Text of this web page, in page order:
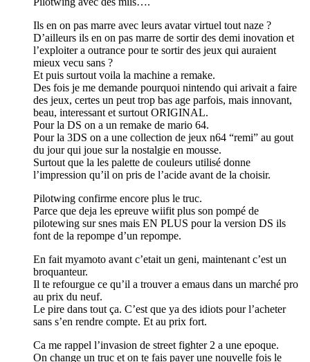
Ils en on pas marre avec leurs avatar virtuel tout naze ?
D’ailleurs ils en on pas marre de sortir des demi inovation et
l’exploiter a outrance pour te sortir des jeux qui auraient
mieux vecu sans ?
Et puis surtout voila la machine a remake.
Des fois je me demande pourquoi nintendo qui arivait a faire
des jeux, certes un peut trop bas age parfois, mais innovant,
beau, interessant et surtout ORIGINAL.
Pour la DS on a un remake de mario 64.
Pour la 3DS on a une collection de jeux n64 “remi” au gout
du jour qui joue sur la nostalgie en mousse.
Surtout que la les palette de couleurs utilisé donne
l’impression qu’il on pris de l’acide avant de la choisir.
Pilotwing confirme encore plus le truc.
Parce que deja les epreuve wiifit plus son pompé de
pilotewing sur snes mais EN PLUS pour la version DS ils
font de la repompe d’un repompe.
En fait myamoto avant c’etait un geni, maintenant c’est un
broquanteur.
Il te refourgue ce qu’il a trouver a emaus dans un marché pro
au prix du neuf.
Le pire dans tout ça. C’est que ya des idiots pour l’acheter
sans s’en rendre compte. Et au prix fort.
Ca me rappel l’invasion de street fighter 2 a une epoque.
On change un truc et on te fais payer une nouvelle fois le